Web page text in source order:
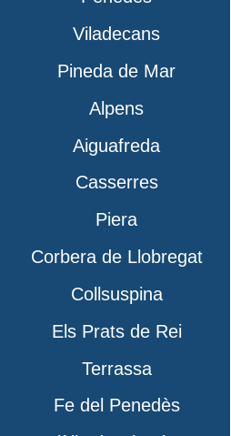
Viladecans
Pineda de Mar
Alpens
Aiguafreda
Casserres
Piera
Corbera de Llobregat
Collsuspina
Els Prats de Rei
Terrassa
Fe del Penedès